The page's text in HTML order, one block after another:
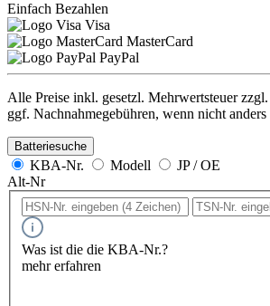
Einfach Bezahlen
Visa
MasterCard
PayPal
Alle Preise inkl. gesetzl. Mehrwertsteuer zzgl.
ggf. Nachnahmegebühren, wenn nicht anders
Batteriesuche
KBA-Nr. Modell
JP / OE
Alt-Nr
Was ist die die KBA-Nr.?
mehr erfahren